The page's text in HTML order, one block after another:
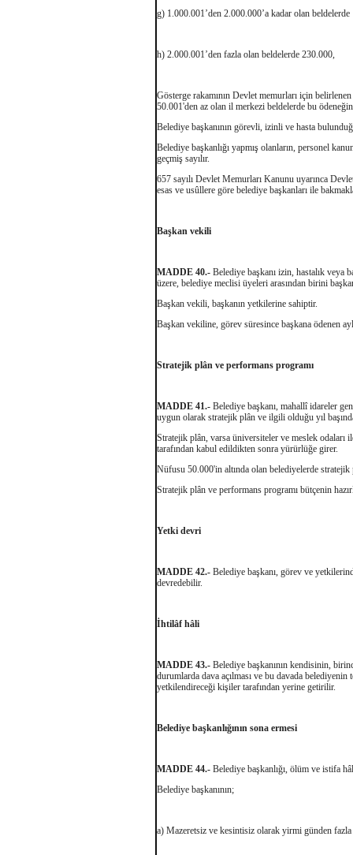
g) 1.000.001’den 2.000.000’a kadar olan
h) 2.000.001’den fazla olan beldelerde 230.000,
Gösterge rakamının Devlet memurları için
50.001'den az olan il merkezi beldelerde bu
Belediye başkanının görevli, izinli ve hasta
Belediye başkanlığı yapmış olanların, personel
geçmiş sayılır.
657 sayılı Devlet Memurları Kanunu uyarınca
esas ve usûllere göre belediye başkanları ile
Başkan vekili
MADDE 40.- Belediye başkanı izin, hastalık veya
üzere, belediye meclisi üyeleri arasından birini
Başkan vekili, başkanın yetkilerine sahiptir.
Başkan vekiline, görev süresince başkana ödenen
Stratejik plân ve performans programı
MADDE 41.- Belediye başkanı, mahallî idareler
uygun olarak stratejik plân ve ilgili olduğu yıl
Stratejik plân, varsa üniversiteler ve meslek
tarafından kabul edildikten sonra yürürlüğe girer.
Nüfusu 50.000'in altında olan belediyelerde stratejik
Stratejik plân ve performans programı bütçenin
Yetki devri
MADDE 42.- Belediye başkanı, görev ve
devredebilir.
İhtilâf hâli
MADDE 43.- Belediye başkanının kendisinin,
durumlarda dava açılması ve bu davada
yetkilendireceği kişiler tarafından yerine getirilir.
Belediye başkanlığının sona ermesi
MADDE 44.- Belediye başkanlığı, ölüm ve istifa
Belediye başkanının;
a) Mazeretsiz ve kesintisiz olarak yirmi günden